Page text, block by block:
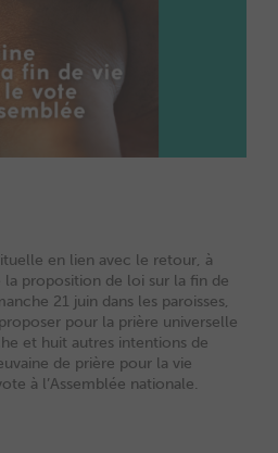
en lien avec le retour, à
la proposition de loi sur la fin de
21 juin dans les paroisses,
pour la prière universelle
et huit autres intentions de
de prière pour la vie
à l’Assemblée nationale.